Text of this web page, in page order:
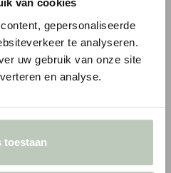
van cookies
gepersonaliseerde
te analyseren.
uw gebruik van onze site
en analyse.
toestaan
LITTLE GREENE
-